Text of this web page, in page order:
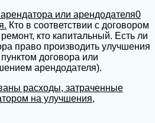
или арендодателя0
Кто в соответствии с договором
кто капитальный. Есть ли
право производить улучшения
договора или
арендодателя).
расходы, затраченные
на улучшения,